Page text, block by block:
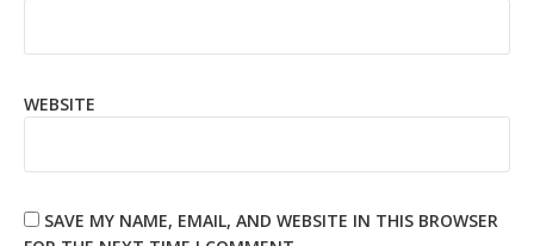
WEBSITE
SAVE MY NAME, EMAIL, AND WEBSITE IN THIS BROWSER